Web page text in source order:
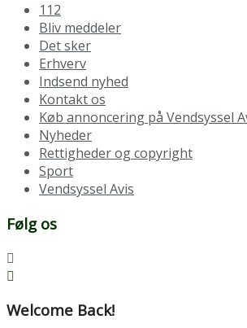
112
Bliv meddeler
Det sker
Erhverv
Indsend nyhed
Kontakt os
Køb annoncering på Vendsyssel
Nyheder
Rettigheder og copyright
Sport
Vendsyssel Avis
Følg os
Welcome Back!